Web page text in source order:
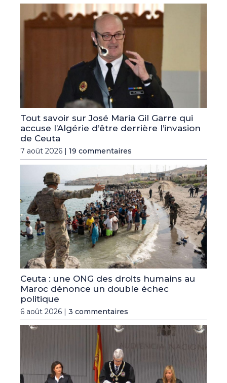
Tout savoir sur José Maria Gil Garre qui
accuse l’Algérie d’être derrière l’invasion
de Ceuta
7 août 2026 | 19 commentaires
Ceuta : une ONG des droits humains au
Maroc dénonce un double échec
politique
6 août 2026 | 3 commentaires